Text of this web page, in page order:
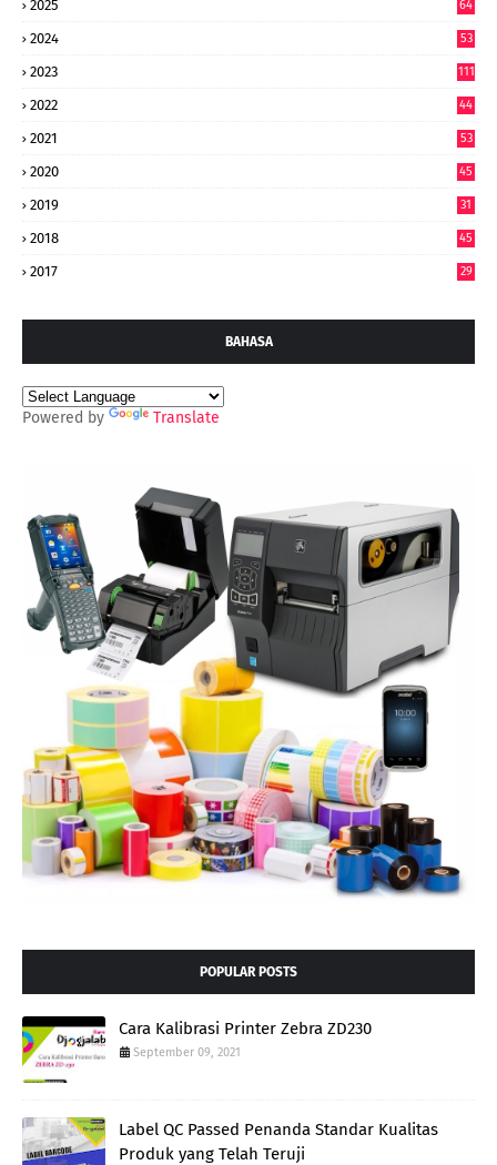
2025
64
2024
53
2023 111
2022
44
2021 53
2020 45
2019 31
2018 45
2017 29
BAHASA
Powered by Translate
POPULAR POSTS
Cara Kalibrasi Printer Zebra ZD230
September 09, 2021
Label QC Passed Penanda Standar Kualitas
Produk yang Telah Teruji